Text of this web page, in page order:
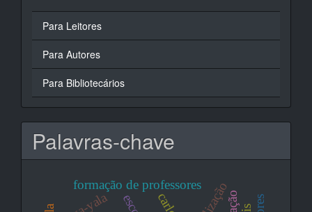
Para Leitores
Para Autores
Para Bibliotecários
Palavras-chave
formação de professores